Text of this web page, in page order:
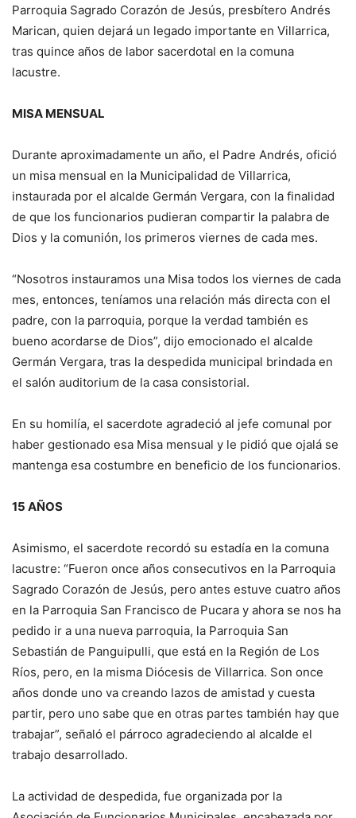
Parroquia Sagrado Corazón de Jesús, presbítero Andrés
Marican, quien dejará un legado importante en Villarrica,
tras quince años de labor sacerdotal en la comuna
lacustre.
MISA MENSUAL
Durante aproximadamente un año, el Padre Andrés, ofició
un misa mensual en la Municipalidad de Villarrica,
instaurada por el alcalde Germán Vergara, con la finalidad
de que los funcionarios pudieran compartir la palabra de
Dios y la comunión, los primeros viernes de cada mes.
“Nosotros instauramos una Misa todos los viernes de cada
mes, entonces, teníamos una relación más directa con el
padre, con la parroquia, porque la verdad también es
bueno acordarse de Dios”, dijo emocionado el alcalde
Germán Vergara, tras la despedida municipal brindada en
el salón auditorium de la casa consistorial.
En su homilía, el sacerdote agradeció al jefe comunal por
haber gestionado esa Misa mensual y le pidió que ojalá se
mantenga esa costumbre en beneficio de los funcionarios.
15 AÑOS
Asimismo, el sacerdote recordó su estadía en la comuna
lacustre: “Fueron once años consecutivos en la Parroquia
Sagrado Corazón de Jesús, pero antes estuve cuatro años
en la Parroquia San Francisco de Pucara y ahora se nos ha
pedido ir a una nueva parroquia, la Parroquia San
Sebastián de Panguipulli, que está en la Región de Los
Ríos, pero, en la misma Diócesis de Villarrica. Son once
años donde uno va creando lazos de amistad y cuesta
partir, pero uno sabe que en otras partes también hay que
trabajar”, señaló el párroco agradeciendo al alcalde el
trabajo desarrollado.
La actividad de despedida, fue organizada por la